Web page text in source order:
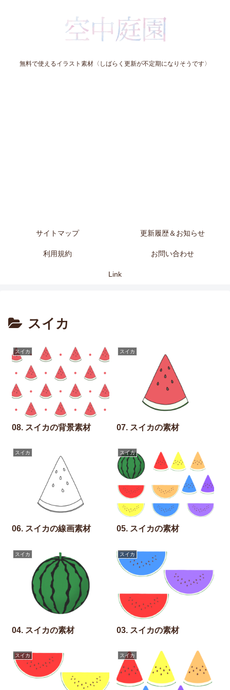
無料で使えるイラスト素材〈しばらく更新が不定期になりそうです〉
サイトマップ 更新履歴＆お知らせ
利用規約 お問い合わせ
Link
スイカ
スイカ
08. スイカの背景素材
スイカ
07. スイカの素材
スイカ
06. スイカの線画素材
スイカ
05. スイカの素材
スイカ
04. スイカの素材
スイカ
03. スイカの素材
スイカ スイカ